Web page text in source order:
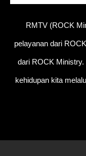
RMTV (ROCK
pelayanan dari
dari ROCK
kehidupan kita